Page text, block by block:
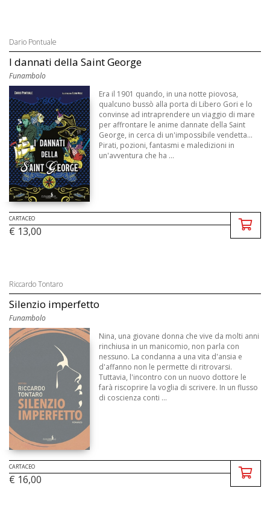
Dario Pontuale
I dannati della Saint George
Funambolo
Era il 1901 quando, in una notte piovosa,
qualcuno bussò alla porta di Libero Gori e lo
convinse ad intraprendere un viaggio di mare
per affrontare le anime dannate della Saint
George, in cerca di un'impossibile vendetta...
Pirati, pozioni, fantasmi e maledizioni in
un'avventura che ha ...
CARTACEO
€ 13,00
Riccardo Tontaro
Silenzio imperfetto
Funambolo
Nina, una giovane donna che vive da molti anni
rinchiusa in un manicomio, non parla con
nessuno. La condanna a una vita d'ansia e
d'affanno non le permette di ritrovarsi.
Tuttavia, l'incontro con un nuovo dottore le
farà riscoprire la voglia di scrivere. In un flusso
di coscienza conti ...
CARTACEO
€ 16,00